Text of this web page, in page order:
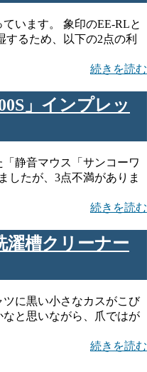
います。 象印のEE-RLと
るため、以下の2点の利
続きを読む
」インプレッ
静音マウス「サンコーワ
したが、3点不満がありま
続きを読む
濯槽クリーナー
に黒い小さなカスがこび
と思いながら、爪ではが
続きを読む